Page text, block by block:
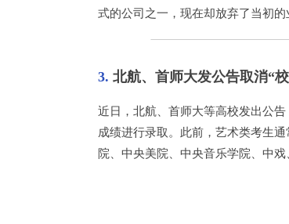
式的公司之一，现在却放弃了当初
3. 北航、首师大发公告取消“
近日，北航、首师大等高校发出公
成绩进行录取。此前，艺术类考生
院、中央美院、中央音乐学院、中